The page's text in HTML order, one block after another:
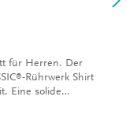
für Herren. Der
®-Rührwerk Shirt
Eine solide